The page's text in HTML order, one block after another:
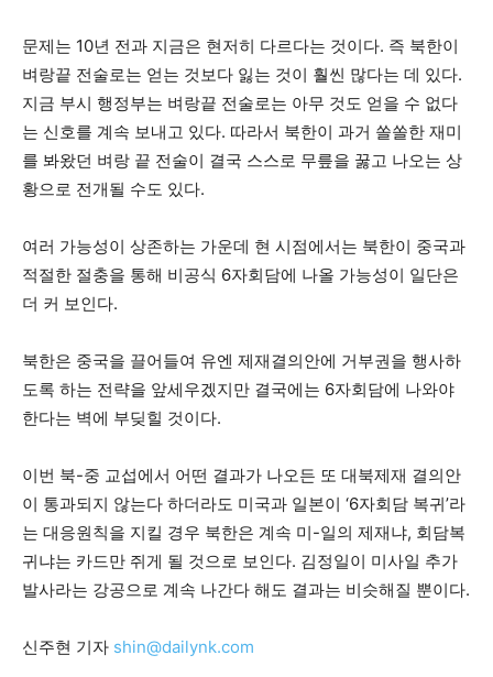
문제는 10년 전과 지금은 현저히 다르다는 것이다. 즉 북한이
벼랑끝 전술로는 얻는 것보다 잃는 것이 훨씬 많다는 데 있다.
지금 부시 행정부는 벼랑끝 전술로는 아무 것도 얻을 수 없다
는 신호를 계속 보내고 있다. 따라서 북한이 과거 쏠쏠한 재미
를 봐왔던 벼랑 끝 전술이 결국 스스로 무릎을 꿇고 나오는 상
황으로 전개될 수도 있다.
여러 가능성이 상존하는 가운데 현 시점에서는 북한이 중국과
적절한 절충을 통해 비공식 6자회담에 나올 가능성이 일단은
더 커 보인다.
북한은 중국을 끌어들여 유엔 제재결의안에 거부권을 행사하
도록 하는 전략을 앞세우겠지만 결국에는 6자회담에 나와야
한다는 벽에 부딪힐 것이다.
이번 북-중 교섭에서 어떤 결과가 나오든 또 대북제재 결의안
이 통과되지 않는다 하더라도 미국과 일본이 ‘6자회담 복귀’라
는 대응원칙을 지킬 경우 북한은 계속 미-일의 제재냐, 회담복
귀냐는 카드만 쥐게 될 것으로 보인다. 김정일이 미사일 추가
발사라는 강공으로 계속 나간다 해도 결과는 비슷해질 뿐이다.
신주현 기자 shin@dailynk.com